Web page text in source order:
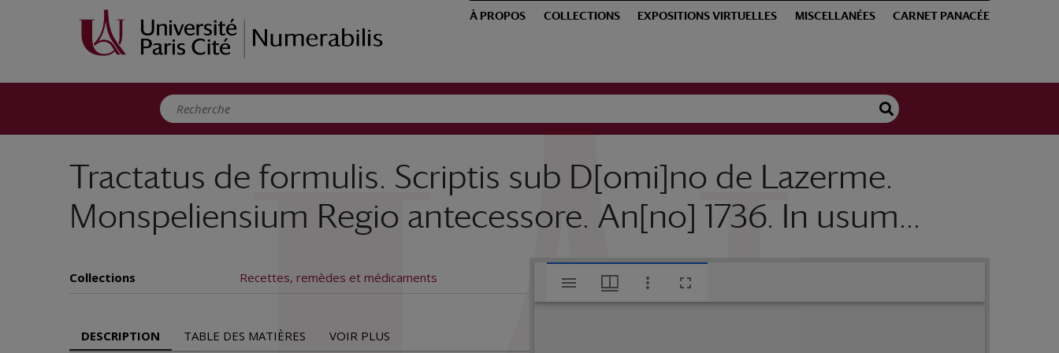
À PROPOS COLLECTIONS EXPOSITIONS VIRTUELLES MISCELLANÉES CARNET PANACÉE
Tractatus de formulis. Scriptis sub D[omi]no de Lazerme.
Monspeliensium Regio antecessore. An[no] 1736. In usum...
Collections Recettes, remèdes et médicaments
DESCRIPTION TABLE DES MATIÈRES VOIR PLUS
V
Panneau de gestion des cookies